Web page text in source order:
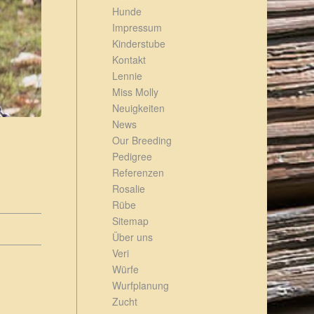
Hunde
Impressum
Kinderstube
Kontakt
Lennie
Miss Molly
Neuigkeiten
News
Our Breeding
Pedigree
Referenzen
Rosalie
Rübe
Sitemap
Über uns
Veri
Würfe
Wurfplanung
Zucht